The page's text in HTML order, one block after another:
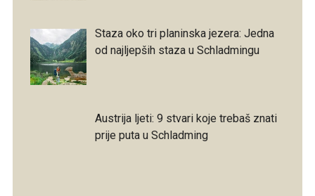
Staza oko tri planinska jezera: Jedna
od najljepših staza u Schladmingu
Austrija ljeti: 9 stvari koje trebaš znati
prije puta u Schladming